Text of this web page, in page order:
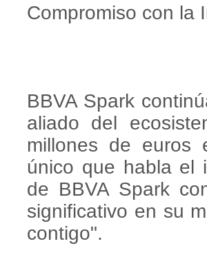
Compromiso con la
BBVA Spark
aliado del
millones de euros
único que habla el
de BBVA Spark
significativo en su
contigo".